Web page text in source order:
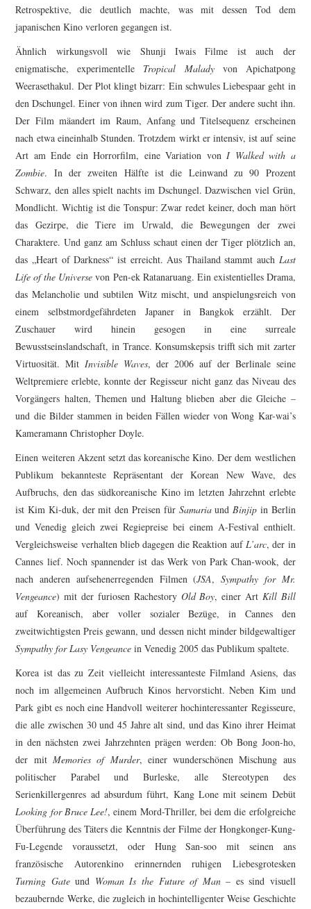
Retrospektive, die deutlich machte, was mit dessen Tod dem
japanischen Kino verloren gegangen ist.
Ähnlich wirkungsvoll wie Shunji Iwais Filme ist auch der
enigmatische, experimentelle Tropical Maladyvon Apichatpong
Weerasethakul. Der Plot klingt bizarr: Ein schwules Liebespaar geht in
den Dschungel. Einer von ihnen wird zum Tiger. Der andere sucht ihn.
Der Film mäandert im Raum, Anfang und Titelsequenz erscheinen
nach etwa eineinhalb Stunden. Trotzdem wirkt er intensiv, ist auf seine
Art am Ende ein Horrorfilm, eine Variation vonI Walked with a
Zombie. In der zweiten Hälfte ist die Leinwand zu 90 Prozent
Schwarz, den alles spielt nachts im Dschungel. Dazwischen viel Grün,
Mondlicht. Wichtig ist die Tonspur: Zwar redet keiner, doch man hört
das Gezirpe, die Tiere im Urwald, die Bewegungen der zwei
Charaktere. Und ganz am Schluss schaut einen der Tiger plötzlich an,
das „Heart of Darkness“ ist erreicht. Aus Thailand stammt auch Last
Life of the Universe von Pen-ek Ratanaruang. Ein existentielles Drama,
das Melancholie und subtilen Witz mischt, und anspielungsreich von
einem selbstmordgefährdeten Japaner in Bangkok erzählt. Der
Zuschauer wird hinein gesogen in eine surreale
Bewusstseinslandschaft, in Trance. Konsumskepsis trifft sich mit zarter
Virtuosität. MitInvisible Waves, der 2006 auf der Berlinale seine
Weltpremiere erlebte, konnte der Regisseur nicht ganz das Niveau des
Vorgängers halten, Themen und Haltung blieben aber die Gleiche –
und die Bilder stammen in beiden Fällen wieder von Wong Kar-wai’s
Kameramann Christopher Doyle.
Einen weiteren Akzent setzt das koreanische Kino. Der dem westlichen
Publikum bekannteste Repräsentant der Korean New Wave, des
Aufbruchs, den das südkoreanische Kino im letzten Jahrzehnt erlebte
ist Kim Ki-duk, der mit den Preisen für SamariaundBinjip in Berlin
und Venedig gleich zwei Regiepreise bei einem A-Festival enthielt.
Vergleichsweise verhalten blieb dagegen die Reaktion aufL’arc, der in
Cannes lief. Noch spannender ist das Werk von Park Chan-wook, der
nach anderen aufsehenerregenden Filmen (JSA,Sympathy for Mr.
Vengeance) mit der furiosen Rachestory Old Boy, einer Art Kill Bill
auf Koreanisch, aber voller sozialer Bezüge, in Cannes den
zweitwichtigsten Preis gewann, und dessen nicht minder bildgewaltiger
Sympathy for Lasy Vengeance in Venedig 2005 das Publikum spaltete.
Korea ist das zu Zeit vielleicht interessanteste Filmland Asiens, das
noch im allgemeinen Aufbruch Kinos hervorsticht. Neben Kim und
Park gibt es noch eine Handvoll weiterer hochinteressanter Regisseure,
die alle zwischen 30 und 45 Jahre alt sind, und das Kino ihrer Heimat
in den nächsten zwei Jahrzehnten prägen werden: Ob Bong Joon-ho,
der mit Memories of Murder, einer wunderschönen Mischung aus
politischer Parabel und Burleske, alle Stereotypen des
Serienkillergenres ad absurdum führt, Kang Lone mit seinem Debüt
Looking for Bruce Lee!, einem Mord-Thriller, bei dem die erfolgreiche
Überführung des Täters die Kenntnis der Filme der Hongkonger-Kung-
Fu-Legende voraussetzt, oder Hung San-soo mit seinen ans
französische Autorenkino erinnernden ruhigen Liebesgrotesken
Turning Gateund Woman Is the Future of Man– es sind visuell
bezaubernde Werke, die zugleich in hochintelligenter Weise Geschichte